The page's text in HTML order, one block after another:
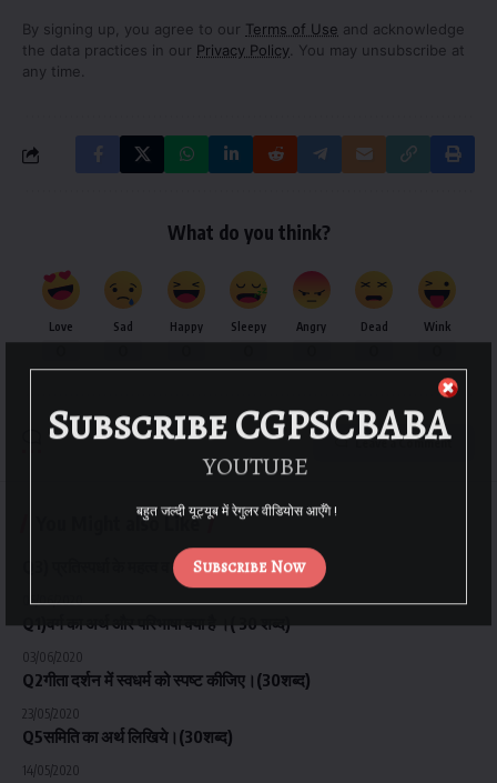
By signing up, you agree to our Terms of Use and acknowledge
the data practices in our Privacy Policy. You may unsubscribe at
any time.
What do you think?
Love Sad Happy Sleepy Angry Dead Wink
Leave a Comment
You Might also Like
Q3) प्रतिस्पर्धा के महत्व व सीमायें बताएं (100शब्द)
05/06/2020
Q1)वर्ग का अर्थ और परिभाषा क्या है ।( 30 शब्द)
03/06/2020
Q2गीता दर्शन में स्वधर्म को स्पष्ट कीजिए।(30शब्द)
23/05/2020
Q5समिति का अर्थ लिखिये।(30शब्द)
14/05/2020
Subscribe CGPSCBABA
YOUTUBE
Subscribe Now
बहुत जल्दी यूट्यूब में रेगुलर वीडियोस आएँगे !